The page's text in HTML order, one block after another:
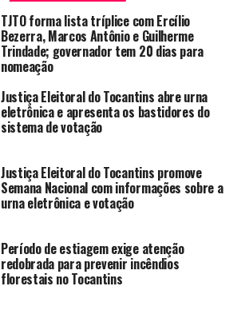
TJTO forma lista tríplice com Ercílio
Bezerra, Marcos Antônio e Guilherme
Trindade; governador tem 20 dias para
nomeação
Justiça Eleitoral do Tocantins abre urna
eletrônica e apresenta os bastidores do
sistema de votação
Justiça Eleitoral do Tocantins promove
Semana Nacional com informações sobre a
urna eletrônica e votação
Período de estiagem exige atenção
redobrada para prevenir incêndios
florestais no Tocantins